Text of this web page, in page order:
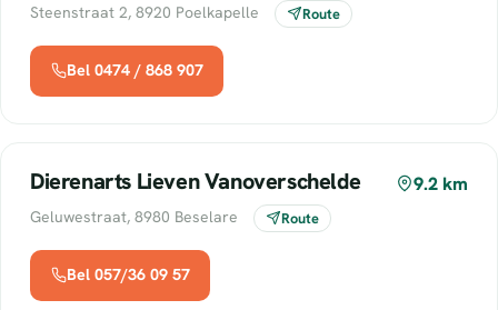
Steenstraat 2, 8920 Poelkapelle Route
Bel 0474 / 868 907
Dierenarts Lieven Vanoverschelde 9.2 km
Geluwestraat, 8980 Beselare Route
Bel 057/36 09 57